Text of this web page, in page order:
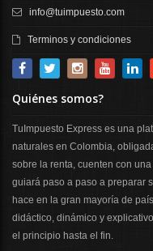
info@tuimpuesto.com
Terminos y condiciones
Quiénes somos?
TuImpuesto Express es una
naturales en Colombia,
sobre la renta, cuenten con
guiará paso a paso a preparar
hace en la gran mayoría de
didáctico, dinámico y
el principio hasta el fin.